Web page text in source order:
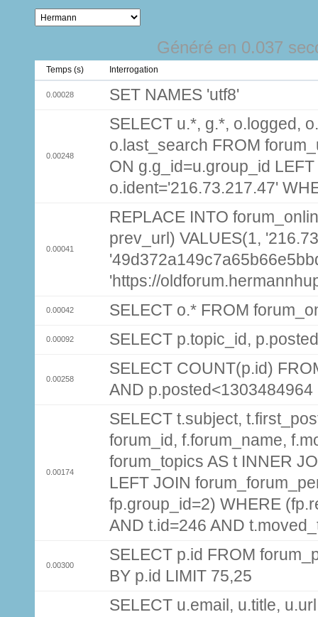
Généré en 0.037
Temps (s) Interrogation
0.00028 SET NAMES 'utf8'
0.00248
SELECT u.*, g.*, o.logged,
o.last_search FROM
ON g.g_id=u.group_id
o.ident='216.73.217.47'
0.00041
REPLACE INTO
prev_url) VALUES(1,
'https://
0.00042 SELECT o.* FROM
0.00092 SELECT p.topic_id,
0.00258
SELECT COUNT(p.id)
AND p.posted<1303484964
0.00174
SELECT t.subject,
forum_id, f.forum_name,
forum_topics AS t INNER
LEFT JOIN
fp.group_id=2) WHERE
AND t.id=246 AND
0.00300
SELECT p.id FROM
BY p.id LIMIT 75,25
SELECT u.email, u.title,